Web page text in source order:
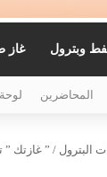
وبترول غاز
المحاضرين
البترول / ” غازتك ”